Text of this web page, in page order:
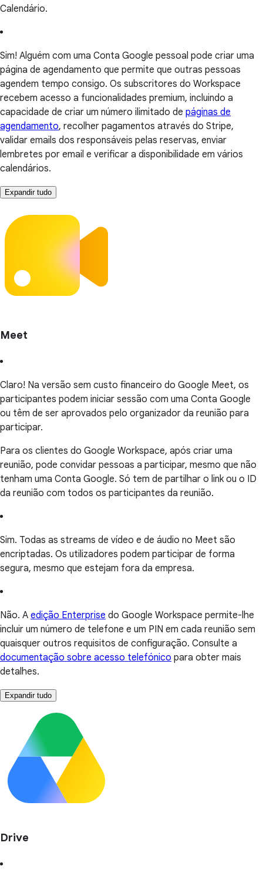
Calendário.
Sim! Alguém com uma Conta Google pessoal pode criar uma
página de agendamento que permite que outras pessoas
agendem tempo consigo. Os subscritores do Workspace
recebem acesso a funcionalidades premium, incluindo a
capacidade de criar um número ilimitado de páginas de
agendamento, recolher pagamentos através do Stripe,
validar emails dos responsáveis pelas reservas, enviar
lembretes por email e verificar a disponibilidade em vários
calendários.
Expandir tudo
Meet
Claro! Na versão sem custo financeiro do Google Meet, os
participantes podem iniciar sessão com uma Conta Google
ou têm de ser aprovados pelo organizador da reunião para
participar.
Para os clientes do Google Workspace, após criar uma
reunião, pode convidar pessoas a participar, mesmo que não
tenham uma Conta Google. Só tem de partilhar o link ou o ID
da reunião com todos os participantes da reunião.
Sim. Todas as streams de vídeo e de áudio no Meet são
encriptadas. Os utilizadores podem participar de forma
segura, mesmo que estejam fora da empresa.
Não. A edição Enterprise do Google Workspace permite-lhe
incluir um número de telefone e um PIN em cada reunião sem
quaisquer outros requisitos de configuração. Consulte a
documentação sobre acesso telefónico para obter mais
detalhes.
Expandir tudo
Drive